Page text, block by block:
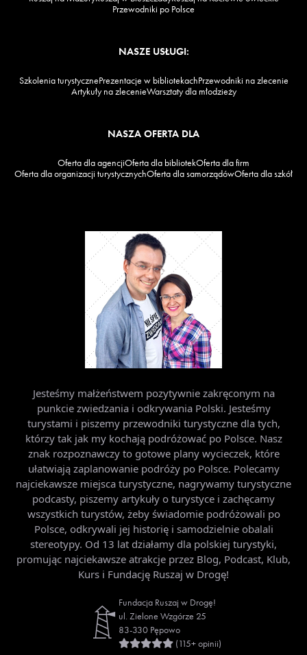
Przewodniki po Polsce
NASZE USŁUGI:
Szkolenia turystycznePrezentacje w bibliotekachPrzewodniki na zlecenie
Artykuły na zlecenieWarsztaty dla młodzieży
NASZA OFERTA DLA
Oferta dla agencjiOferta dla bibliotekOferta dla firm
Oferta dla organizacji turystycznychOferta dla samorządówOferta dla szkół
Jesteśmy małżeństwem pozytywnie zakręconym na
punkcie zwiedzania i odkrywania Polski. Jesteśmy
turystami i piszemy przewodniki turystyczne dla tych,
którzy tak jak my kochają podróżować po Polsce. Nasz
znak rozpoznawczy to gotowe plany wycieczek, które
ułatwiają zaplanowanie podróży po Polsce. Polecamy
najciekawsze miejsca turystyczne, nagrywamy turystyczne
podcasty, piszemy artykuły o turystyce i zachęcamy
wszystkich turystów, żeby świadomie podróżowali po
Polsce, odkrywali jej historię i samodzielnie obalali
stereotypy. Od 13 lat działamy dla polskiej turystyki,
promując najciekawsze atrakcje przez Blog, Podcast, Klub,
Kurs i Fundację Ruszaj w Drogę!
Fundacja Ruszaj w Drogę!
ul. Zielone Wzgórze 25
83-330 Pępowo
(115+ opinii)